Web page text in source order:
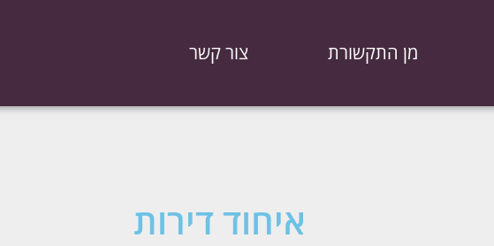
מן התקשורת צור קשר
איחוד דירות